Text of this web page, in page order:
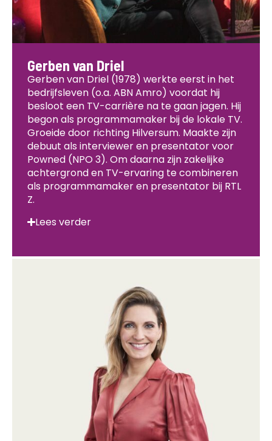
Gerben van Driel
Gerben van Driel (1978) werkte eerst in het
bedrijfsleven (o.a. ABN Amro) voordat hij
besloot een TV-carrière na te gaan jagen. Hij
begon als programmamaker bij de lokale TV.
Groeide door richting Hilversum. Maakte zijn
debuut als interviewer en presentator voor
Powned (NPO 3). Om daarna zijn zakelijke
achtergrond en TV-ervaring te combineren
als programmamaker en presentator bij RTL
Z.
Lees verder